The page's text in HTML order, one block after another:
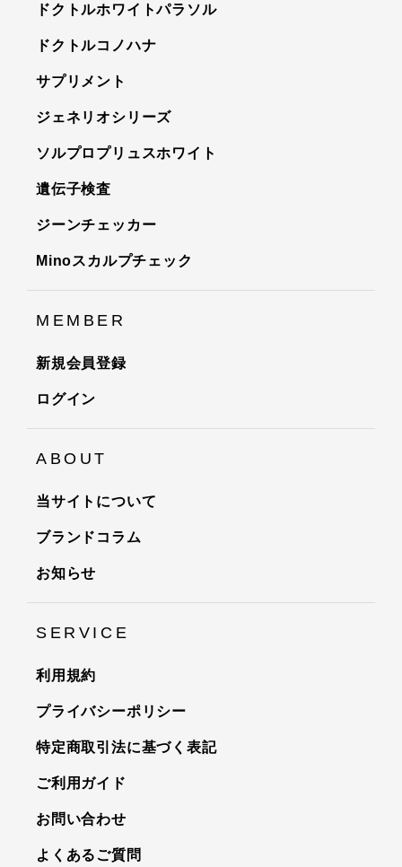
ドクトルホワイトパラソル
ドクトルコノハナ
サプリメント
ジェネリオシリーズ
ソルプロプリュスホワイト
遺伝子検査
ジーンチェッカー
Minoスカルプチェック
MEMBER
新規会員登録
ログイン
ABOUT
当サイトについて
ブランドコラム
お知らせ
SERVICE
利用規約
プライバシーポリシー
特定商取引法に基づく表記
ご利用ガイド
お問い合わせ
よくあるご質問